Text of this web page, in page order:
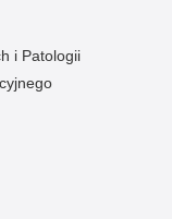
i Patologii